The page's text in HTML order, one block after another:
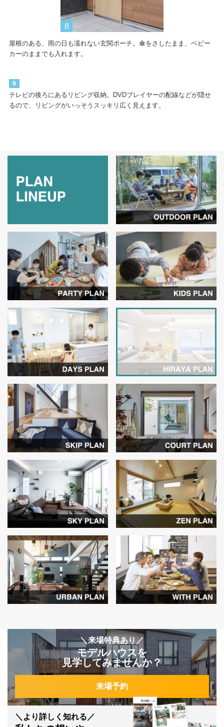
屋根のある、雨の日も濡れない玄関ポーチ。傘をさしたまま、ベビー
カーのままでも入れます。
9
テレビの後ろにあるリビング収納。DVDプレイヤーの配線などが隠せ
るので、リビングがいっそうスッキリ広く見えます。
＼来場特典あり／
モデルハウスを
見学してみませんか？
来場予約
＼より詳しく知れる／